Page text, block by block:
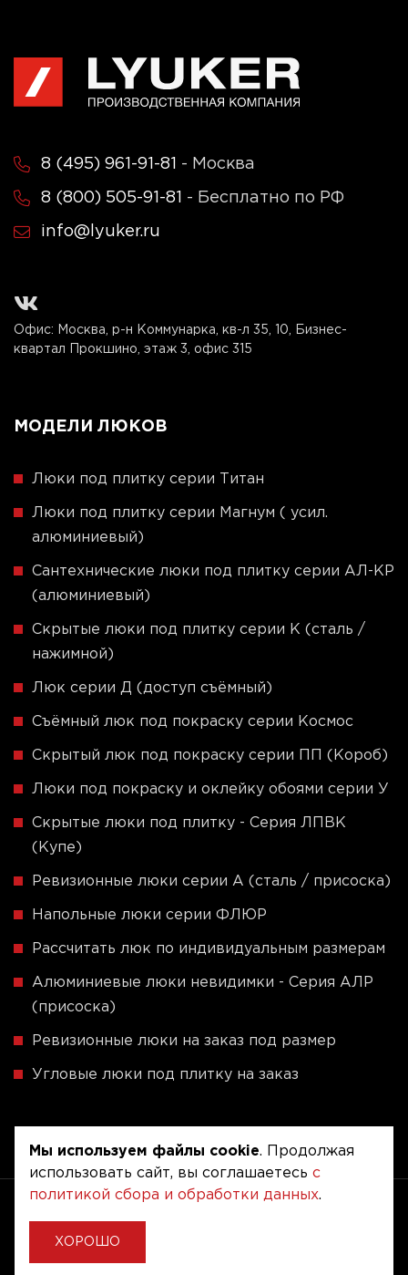
8 (495) 961-91-81 - Москва
8 (800) 505-91-81 - Бесплатно по РФ
info@lyuker.ru
Офис: Москва, р-н Коммунарка, кв-л 35, 10, Бизнес-
квартал Прокшино, этаж 3, офис 315
МОДЕЛИ ЛЮКОВ
Люки под плитку серии Титан
Люки под плитку серии Магнум ( усил.
алюминиевый)
Сантехнические люки под плитку серии АЛ-КР
(алюминиевый)
Скрытые люки под плитку серии K (сталь /
нажимной)
Люк серии Д (доступ съёмный)
Съёмный люк под покраску серии Космос
Скрытый люк под покраску серии ПП (Короб)
Люки под покраску и оклейку обоями серии У
Скрытые люки под плитку - Серия ЛПВК
(Купе)
Ревизионные люки серии A (сталь / присоска)
Напольные люки серии ФЛЮР
Рассчитать люк по индивидуальным размерам
Алюминиевые люки невидимки - Серия АЛР
(присоска)
Ревизионные люки на заказ под размер
Угловые люки под плитку на заказ
Copyright © 2020 - 2026. Люкер, ревизионные
сантехнические люки.
Разработка и продвижение -
Мы используем файлы cookie. Продолжая
использовать сайт, вы соглашаетесь с
политикой сбора и обработки данных.
ХОРОШО